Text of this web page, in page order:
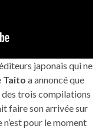
japonais qui ne
Taito a annoncé que
des trois compilations
faire son arrivée sur
pour le moment